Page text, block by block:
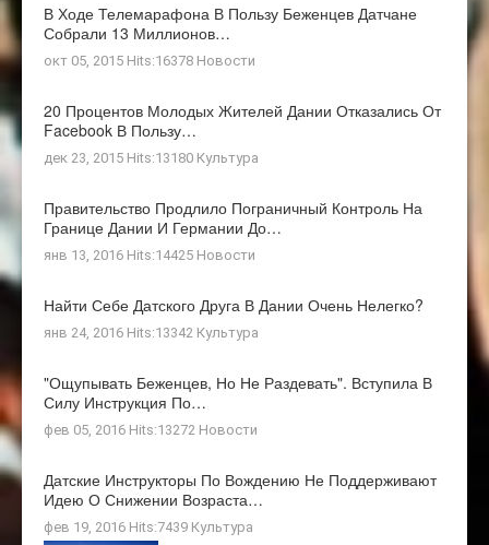
В Ходе Телемарафона В Пользу Беженцев Датчане
Собрали 13 Миллионов…
окт 05, 2015 Hits:16378 Новости
20 Процентов Молодых Жителей Дании Отказались От
Facebook В Пользу…
дек 23, 2015 Hits:13180 Культура
Правительство Продлило Пограничный Контроль На
Границе Дании И Германии До…
янв 13, 2016 Hits:14425 Новости
Найти Себе Датского Друга В Дании Очень Нелегко?
янв 24, 2016 Hits:13342 Культура
"Ощупывать Беженцев, Но Не Раздевать". Вступила В
Силу Инструкция По…
фев 05, 2016 Hits:13272 Новости
Датские Инструкторы По Вождению Не Поддерживают
Идею О Снижении Возраста…
фев 19, 2016 Hits:7439 Культура